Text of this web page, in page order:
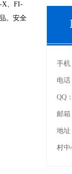
X、FI-
。安全
手机
电话
QQ：
邮箱
地址
村中